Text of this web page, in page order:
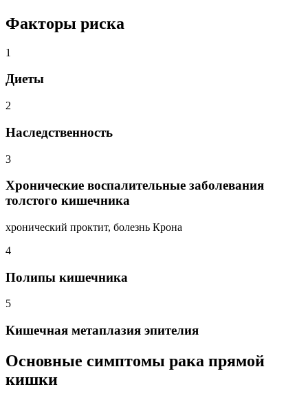
Факторы риска
1
Диеты
2
Наследственность
3
Хронические воспалительные заболевания
толстого кишечника
хронический проктит, болезнь Крона
4
Полипы кишечника
5
Кишечная метаплазия эпителия
Основные симптомы рака прямой
кишки